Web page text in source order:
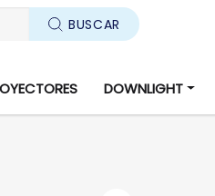
BUSCAR
DOWNLIGHT